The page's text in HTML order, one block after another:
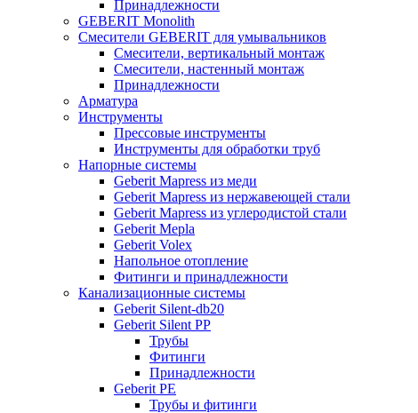
Принадлежности
GEBERIT Monolith
Смесители GEBERIT для умывальников
Смесители, вертикальный монтаж
Смесители, настенный монтаж
Принадлежности
Арматура
Инструменты
Прессовые инструменты
Инструменты для обработки труб
Напорные системы
Geberit Mapress из меди
Geberit Mapress из нержавеющей стали
Geberit Mapress из углеродистой стали
Geberit Mepla
Geberit Volex
Напольное отопление
Фитинги и принадлежности
Канализационные системы
Geberit Silent-db20
Geberit Silent PP
Трубы
Фитинги
Принадлежности
Geberit PE
Трубы и фитинги